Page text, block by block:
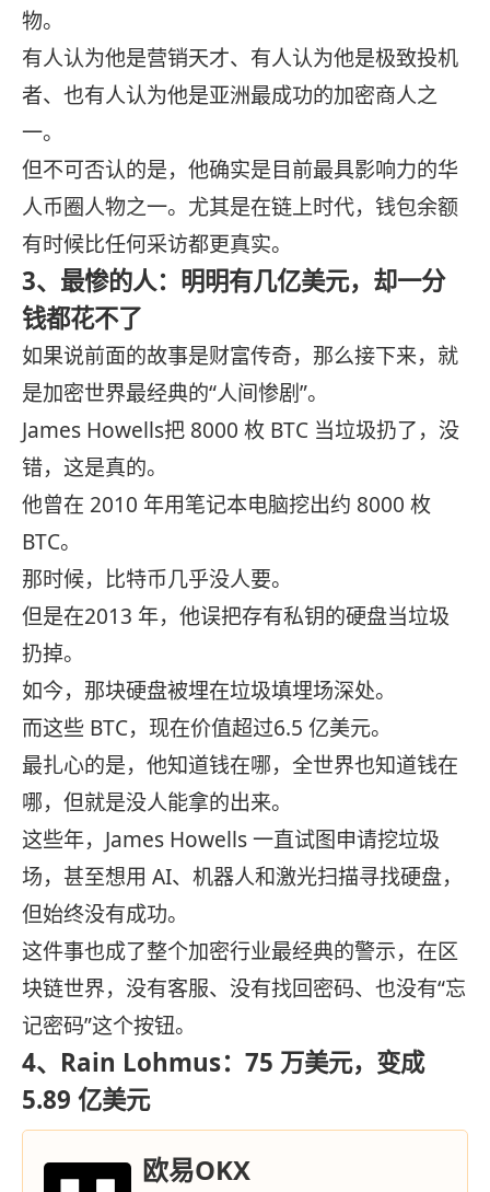
物。
有人认为他是营销天才、有人认为他是极致投机
者、也有人认为他是亚洲最成功的加密商人之
一。
但不可否认的是，他确实是目前最具影响力的华
人币圈人物之一。尤其是在链上时代，钱包余额
有时候比任何采访都更真实。
3、最惨的人：明明有几亿美元，却一分
钱都花不了
如果说前面的故事是财富传奇，那么接下来，就
是加密世界最经典的“人间惨剧”。
James Howells把 8000 枚 BTC 当垃圾扔了，没
错，这是真的。
他曾在 2010 年用笔记本电脑挖出约 8000 枚
BTC。
那时候，比特币几乎没人要。
但是在2013 年，他误把存有私钥的硬盘当垃圾
扔掉。
如今，那块硬盘被埋在垃圾填埋场深处。
而这些 BTC，现在价值超过6.5 亿美元。
最扎心的是，他知道钱在哪，全世界也知道钱在
哪，但就是没人能拿的出来。
这些年，James Howells 一直试图申请挖垃圾
场，甚至想用 AI、机器人和激光扫描寻找硬盘，
但始终没有成功。
这件事也成了整个加密行业最经典的警示，在区
块链世界，没有客服、没有找回密码、也没有“忘
记密码”这个按钮。
4、Rain Lohmus：75 万美元，变成
5.89 亿美元
欧易OKX